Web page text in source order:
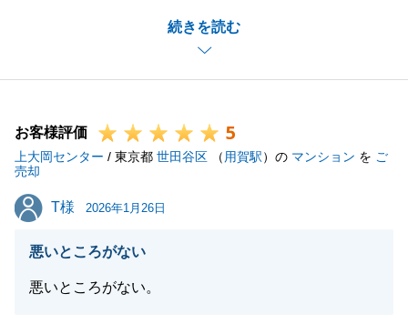
続きを読む
お買い替えの際、購入資金用意のため、売却・購入の
タイミングの調整が難しいのですが、弊社商品（立替
払い）ご利用により、スムーズに進み、Ｔ様に安全・
っております。
お客様評価 5
上大岡センター / 東京都 世田谷区 （ 用賀駅）の マンション を ご
売却
T様
T様 2026年1月26日
悪いところがない
悪いところがない。